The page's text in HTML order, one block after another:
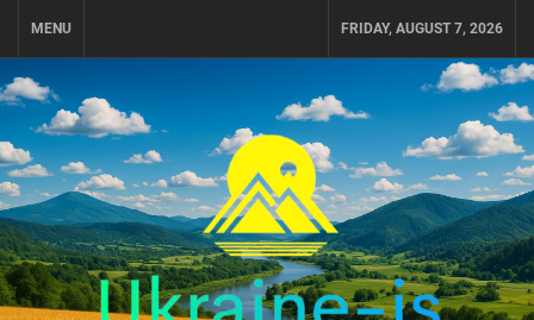
MENU FRIDAY, AUGUST 7, 2026